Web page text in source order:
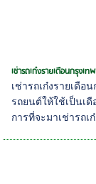
เช่ารถเก๋งรายเดือนกรุงเท
เช่ารถเก๋งรายเดือ
รถยนต์ให้ใช้เป็นเ
การที่จะมาเช่ารถเ